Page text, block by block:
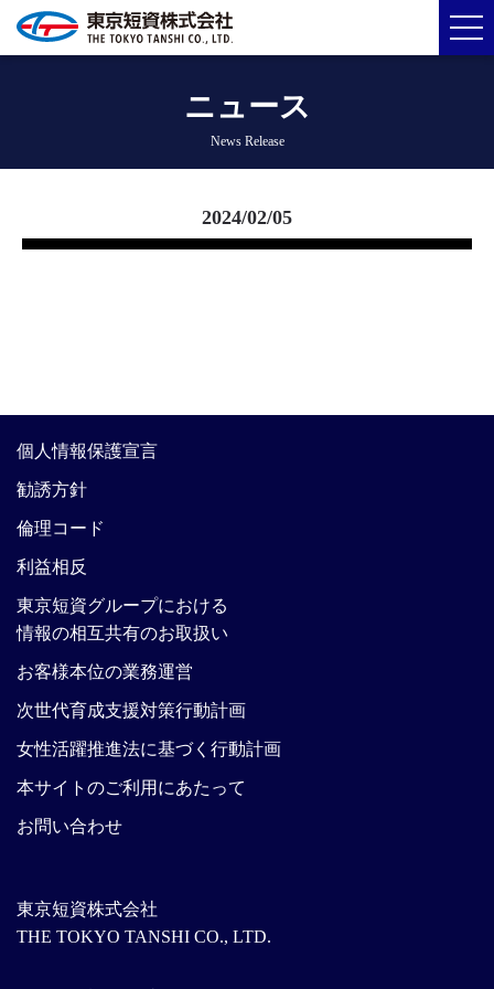
ニュース
News Release
2024/02/05
東京短資株式会社
THE TOKYO TANSHI CO., LTD.
個人情報保護宣言
勧誘方針
倫理コード
利益相反
東京短資グループにおける
情報の相互共有のお取扱い
お客様本位の業務運営
次世代育成支援対策行動計画
女性活躍推進法に基づく行動計画
本サイトのご利用にあたって
お問い合わせ